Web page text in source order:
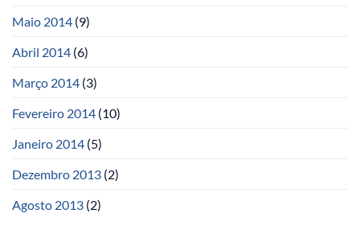
Maio 2014 (9)
Abril 2014 (6)
Março 2014 (3)
Fevereiro 2014 (10)
Janeiro 2014 (5)
Dezembro 2013 (2)
Agosto 2013 (2)